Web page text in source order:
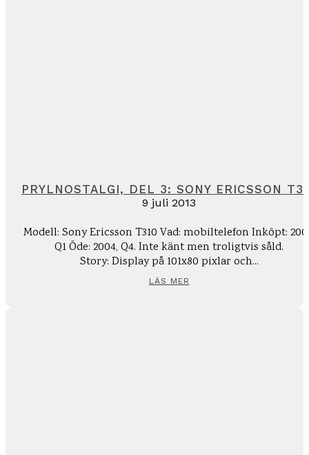
PRYLNOSTALGI, DEL 3: SONY ERICSSON
9 juli 2013
Modell: Sony Ericsson T310 Vad: mobiltelefon Inköpt:
Q1 Öde: 2004, Q4. Inte känt men troligtvis såld.
Story: Display på 101x80 pixlar och...
LÄS MER